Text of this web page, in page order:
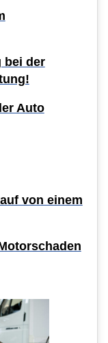
bei der
Auto
von einem